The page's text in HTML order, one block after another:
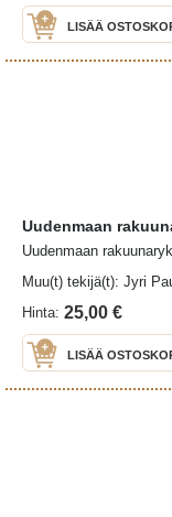
LISÄÄ
Uudenmaan
Uudenmaan
Muu(t) tekijä(t): Jyri
Hinta: 25,00 €
LISÄÄ